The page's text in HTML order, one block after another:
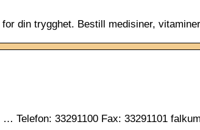
din trygghet. Bestill medisiner,
33291100 Fax: 33291101